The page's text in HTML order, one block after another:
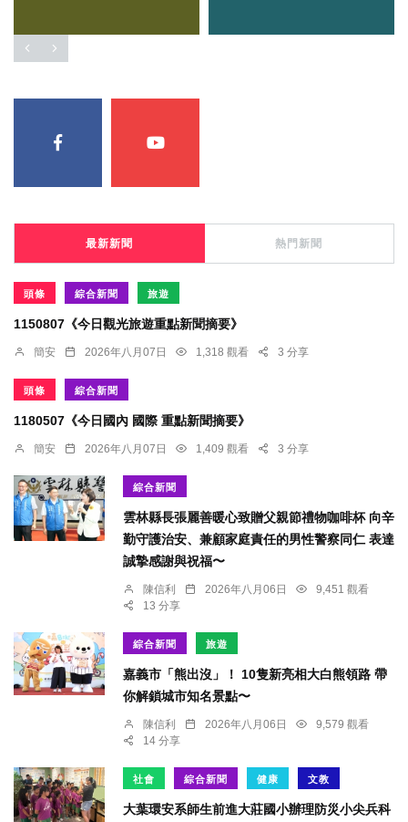
最新新聞 熱門新聞
頭條 綜合新聞 旅遊
1150807《今日觀光旅遊重點新聞摘要》
簡安 2026年八月07日 1,318 觀看 3 分享
頭條 綜合新聞
1180507《今日國內 國際 重點新聞摘要》
簡安 2026年八月07日 1,409 觀看 3 分享
綜合新聞
雲林縣長張麗善暖心致贈父親節禮物咖啡杯 向辛
勤守護治安、兼顧家庭責任的男性警察同仁 表達
誠摯感謝與祝福〜
陳信利 2026年八月06日
9,451 觀看
13 分享
綜合新聞 旅遊
嘉義市「熊出沒」！ 10隻新亮相大白熊領路 帶
你解鎖城市知名景點〜
陳信利 2026年八月06日
9,579 觀看
14 分享
社會 綜合新聞 健康 文教
大葉環安系師生前進大莊國小辦理防災小尖兵科